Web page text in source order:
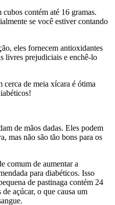
contém até 16 gramas.
se você estiver contando
eles fornecem antioxidantes
livres prejudiciais e enchê-lo
cerca de meia xícara é ótima
de mãos dadas. Eles podem
mas não são tão bons para os
comum de aumentar a
para diabéticos. Isso
de pastinaga contém 24
açúcar, o que causa um